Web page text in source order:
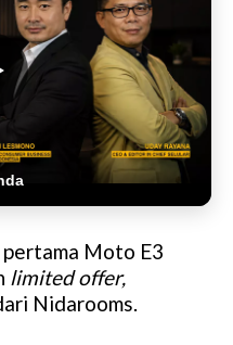
Moto E3
limited offer,
Nidarooms.